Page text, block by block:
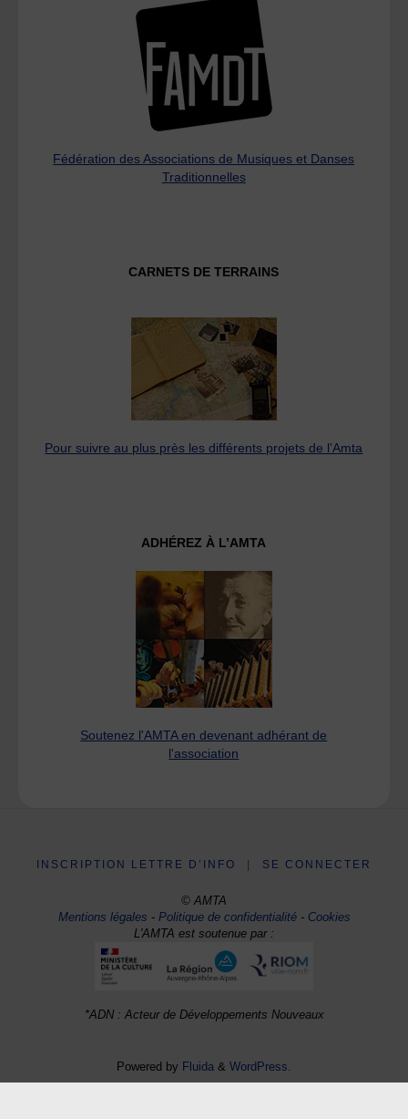
Fédération des Associations de Musiques et Danses
Traditionnelles
CARNETS DE TERRAINS
Pour suivre au plus près les différents projets de l’Amta
ADHÉREZ À L’AMTA
Soutenez l'AMTA en devenant adhérant de
l'association
INSCRIPTION LETTRE D’INFO SE CONNECTER
© AMTA
Mentions légales -Politique de confidentialité- Cookies
L'AMTA est soutenue par :
*ADN : Acteur de Développements Nouveaux
Powered by Fluida & WordPress.